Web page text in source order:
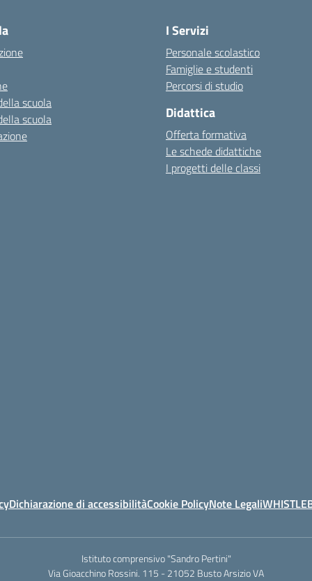
scuola
scuola
I Servizi
Personale scolastico
Famiglie e studenti
Percorsi di studio
Didattica
Offerta formativa
Le schede didattiche
I progetti delle classi
Dichiarazione di accessibilitàCookie PolicyNote Legali
Istituto comprensivo "Sandro Pertini"
Via Gioacchino Rossini. 115 - 21052 Busto Arsizio VA